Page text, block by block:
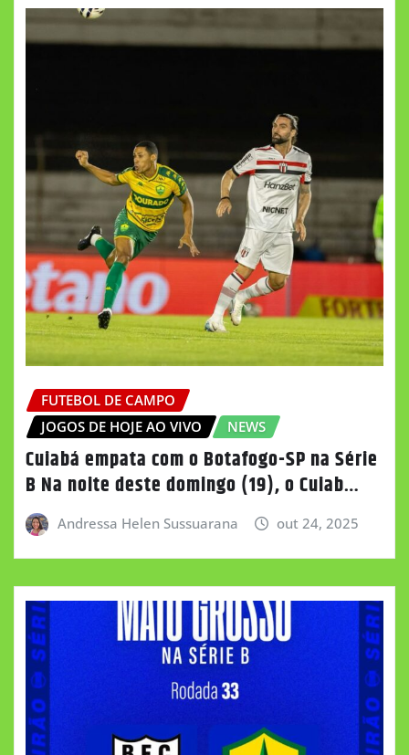
FUTEBOL DE CAMPO
JOGOS DE HOJE AO VIVO
NEWS
Cuiabá empata com o Botafogo-SP na Série
B Na noite deste domingo (19), o Cuiab…
Andressa Helen Sussuarana out 24, 2025